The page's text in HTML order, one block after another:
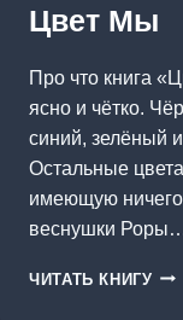
Цвет Мы
Про что книга
ясно и чётко.
синий, зелёный
Остальные
имеющую ничего
веснушки
ЧИТАТЬ КНИГУ